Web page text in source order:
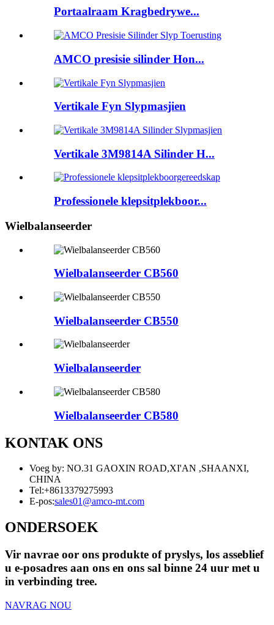
Portaalraam Kragbedrywe...
AMCO presisie silinder Hon...
Vertikale Fyn Slypmasjien
Vertikale 3M9814A Silinder H...
Professionele klepsitplekboor...
Wielbalanseerder
Wielbalanseerder CB560
Wielbalanseerder CB550
Wielbalanseerder
Wielbalanseerder CB580
KONTAK ONS
Voeg by: NO.31 GAOXIN ROAD,XI'AN ,SHAANXI,
CHINA
Tel:+8613379275993
E-pos:sales01@amco-mt.com
ONDERSOEK
Vir navrae oor ons produkte of pryslys, los asseblief
u e-posadres aan ons en ons sal binne 24 uur met u
in verbinding tree.
NAVRAG NOU